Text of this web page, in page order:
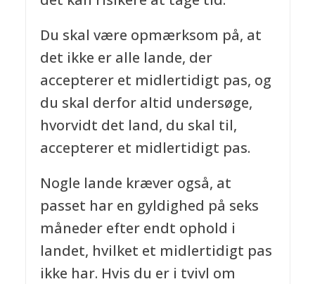
Du skal være opmærksom på, at
det ikke er alle lande, der
accepterer et midlertidigt pas, og
du skal derfor altid undersøge,
hvorvidt det land, du skal til,
accepterer et midlertidigt pas.
Nogle lande kræver også, at
passet har en gyldighed på seks
måneder efter endt ophold i
landet, hvilket et midlertidigt pas
ikke har. Hvis du er i tvivl om